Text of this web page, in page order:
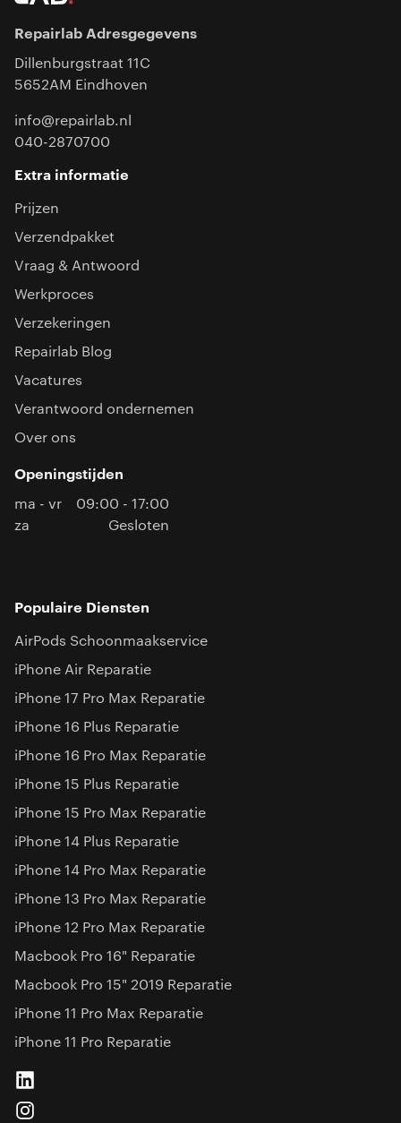
Repairlab Adresgegevens
Dillenburgstraat 11C
5652AM Eindhoven
info@repairlab.nl
040-2870700
Extra informatie
Prijzen
Verzendpakket
Vraag & Antwoord
Werkproces
Verzekeringen
Repairlab Blog
Vacatures
Verantwoord ondernemen
Over ons
Openingstijden
ma - vr
09:00 - 17:00
za
Gesloten
Populaire Diensten
AirPods Schoonmaakservice
iPhone Air Reparatie
iPhone 17 Pro Max Reparatie
iPhone 16 Plus Reparatie
iPhone 16 Pro Max Reparatie
iPhone 15 Plus Reparatie
iPhone 15 Pro Max Reparatie
iPhone 14 Plus Reparatie
iPhone 14 Pro Max Reparatie
iPhone 13 Pro Max Reparatie
iPhone 12 Pro Max Reparatie
Macbook Pro 16" Reparatie
Macbook Pro 15" 2019 Reparatie
iPhone 11 Pro Max Reparatie
iPhone 11 Pro Reparatie